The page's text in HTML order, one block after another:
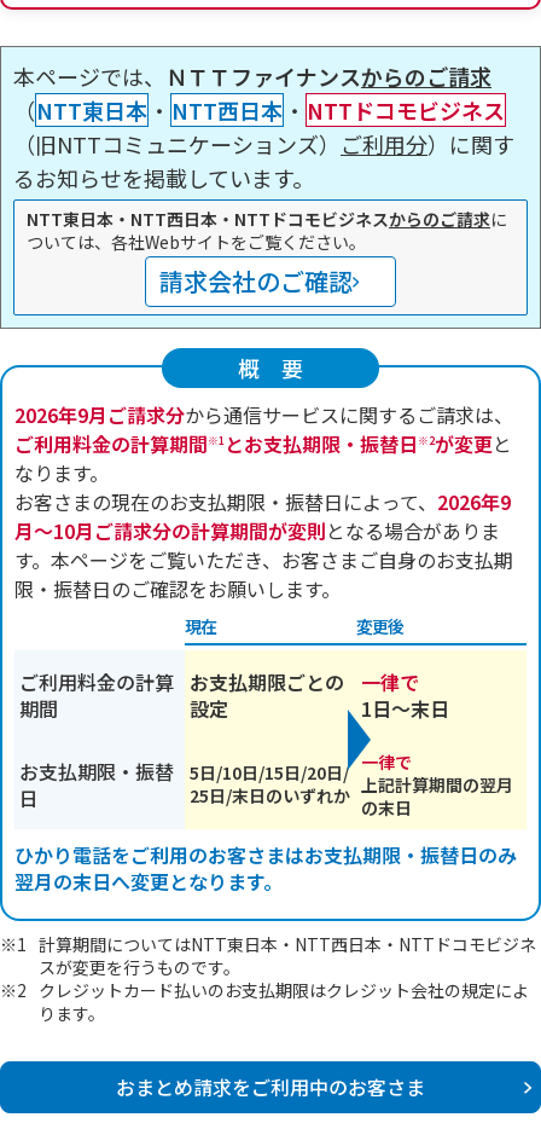
本ページでは、 ＮＴＴファイナンスからのご請求
（NTT東日本 ・ NTT西日本 ・ NTTドコモビジネス
（旧NTTコミュニケーションズ） ご利用分）に関す
るお知らせを掲載しています。
NTT東日本・NTT西日本・NTTドコモビジネスからのご請求に
ついては、各社Webサイトをご覧ください。
請求会社のご確認
概要
2026年9月ご請求分から通信サービスに関するご請求は、
ご利用料金の計算期間※1 とお支払期限・振替日 ※2が変更と
なります。
お客さまの現在のお支払期限・振替日によって、 2026年9
月～10月ご請求分の計算期間が変則となる場合がありま
す。本ページをご覧いただき、お客さまご自身のお支払期
限・振替日のご確認をお願いします。
ご利用料金の計算
期間
お支払期限・振替
日
現在
お支払期限ごとの
設定
5日/10日/15日/20日/
25日/末日のいずれか
変更後
一律で
1日～末日
一律で
上記計算期間の翌月
の末日
ひかり電話をご利用のお客さまはお支払期限・振替日のみ
翌月の末日へ変更となります。
※1 計算期間についてはNTT東日本・NTT西日本・NTTドコモビジネ
スが変更を行うものです。
※2 クレジットカード払いのお支払期限はクレジット会社の規定によ
ります。
おまとめ請求をご利用中のお客さま